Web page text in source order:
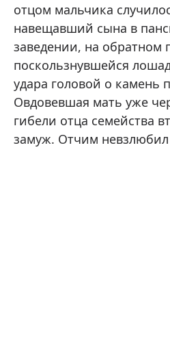
отцом мальчика
навещавший сына в
заведении, на обратном
поскользнувшейся
удара головой о камень
Овдовевшая мать уже
гибели отца семейства
замуж. Отчим